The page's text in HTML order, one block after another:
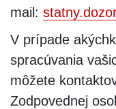
mail:
V prípade
spracúvania
môžete
Zodpovednej